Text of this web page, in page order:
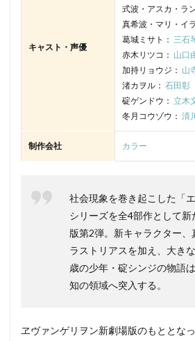
キャスト・声優
式波・アスカ・ラ
真希波・マリ・イ
葛城ミサト： 三石
赤木リツコ： 山口
加持リョウジ： 山
渚カヲル： 石田彰
碇ゲンドウ： 立木
冬月コウゾウ： 清
制作会社 カラー
社会現象を巻き起こした「
シリーズを全4部作として
版第2弾。新キャラクター、
ラストリアスを加え、大き
歳の少年・碇シンジの物語
知の領域へ突入する。
ヱヴァンゲリヲン新劇場版のもととな